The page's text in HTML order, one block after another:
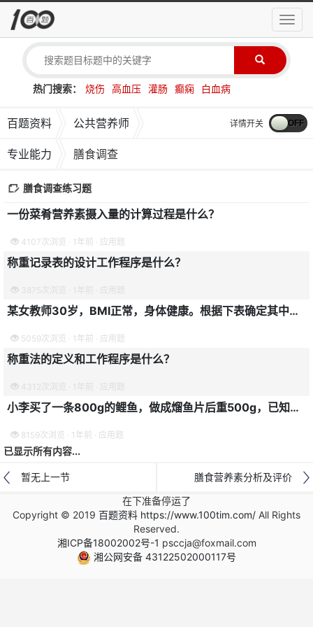
导
航
热门搜索： 烧伤 高血压 灌肠 癫痫 白血病
百题资料 公共营养师 详情开关
专业能力 膳食调查
膳食调查练习题
一份菜肴营养素摄入量的计算过程是什么？
4107次浏览 · 1年前 · 应用题
称重记录表的设计工作程序是什么？
3875次浏览 · 1年前 · 应用题
某女教师30岁，BMI正常，身体健康。根据下表确定其中午一餐能量，三大营养素所提供的能量比例和实际量？
5059次浏览 · 1年前 · 应用题
称重法的定义和工作程序是什么？
4312次浏览 · 1年前 · 应用题
小李买了一条800g的鲤鱼，做成熘鱼片后重500g，已知生熟比为0.9，则鲤鱼的废弃率是多少？
8159次浏览 · 1年前 · 应用题
已显示所有内容...
暂无上一节
膳食营养素分析及评价
在下准备停运了
Copyright © 2019 百题资料 https://www.100tim.com/ All Rights
Reserved.
湘ICP备18002002号-1 psccja@foxmail.com
湘公网安备 43122502000117号